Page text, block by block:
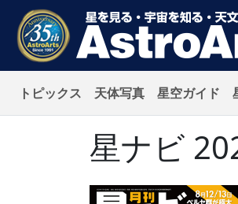
トピックス 天体写真 星空ガイド
星ナビ